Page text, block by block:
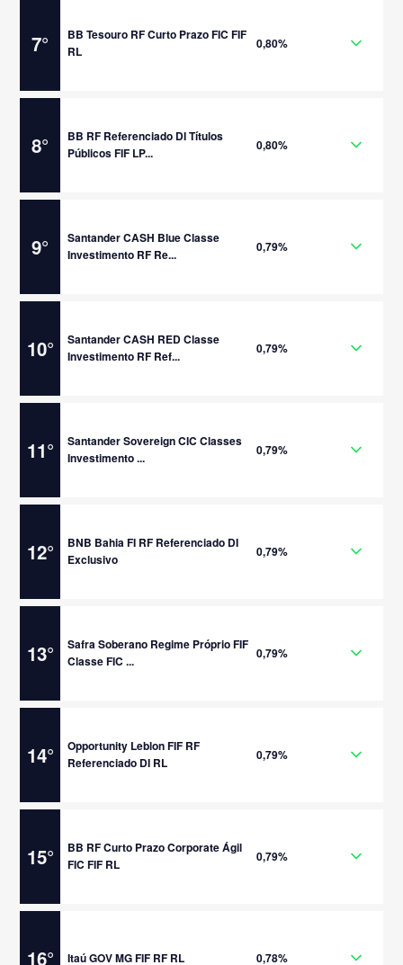
7°
BB Tesouro RF Curto Prazo FIC FIF
RL
0,80%
8°
BB RF Referenciado DI Títulos
Públicos FIF LP...
0,80%
9°
Santander CASH Blue Classe
Investimento RF Re...
0,79%
10°
Santander CASH RED Classe
Investimento RF Ref...
0,79%
11°
Santander Sovereign CIC Classes
Investimento ...
0,79%
12°
BNB Bahia FI RF Referenciado DI
Exclusivo
0,79%
13°
Safra Soberano Regime Próprio FIF
Classe FIC ...
0,79%
14°
Opportunity Leblon FIF RF
Referenciado DI RL
0,79%
15°
BB RF Curto Prazo Corporate Ágil
FIC FIF RL
0,79%
16° Itaú GOV MG FIF RF RL 0,78%